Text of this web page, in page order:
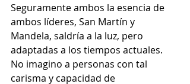
Seguramente ambos la esencia de
ambos líderes, San Martín y
Mandela, saldría a la luz, pero
adaptadas a los tiempos actuales.
No imagino a personas con tal
carisma y capacidad de